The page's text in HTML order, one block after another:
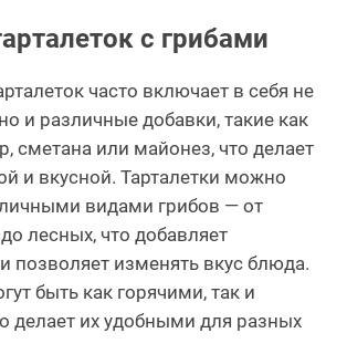
с грибами
часто включает в себя не
и различные добавки, такие как
сметана или майонез, что делает
и вкусной. Тарталетки можно
видами грибов — от
лесных, что добавляет
позволяет изменять вкус блюда.
быть как горячими, так и
делает их удобными для разных